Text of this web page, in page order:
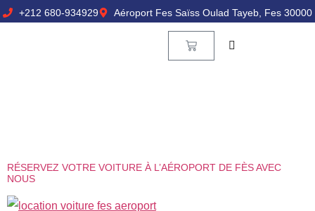
+212 680-934929 Aéroport Fes Saïss Oulad Tayeb, Fes 30000
RÉSERVEZ VOTRE VOITURE À L’AÉROPORT DE FÈS AVEC
NOUS